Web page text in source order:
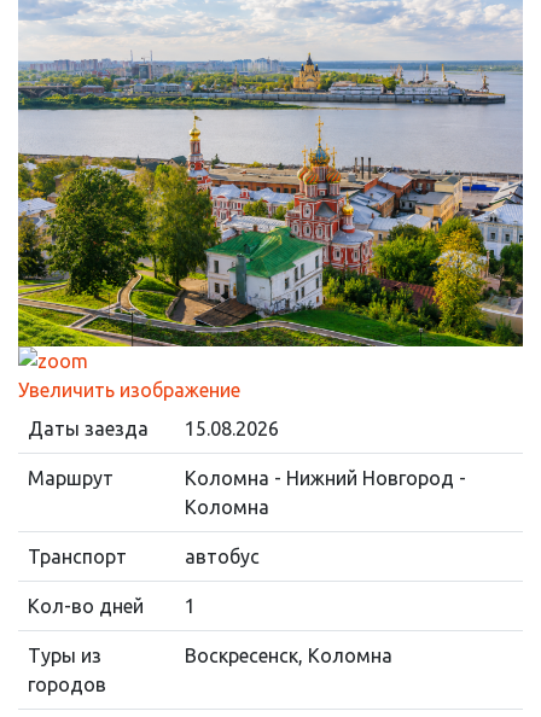
Увеличить изображение
Даты заезда
15.08.2026
Маршрут
Коломна - Нижний Новгород -
Коломна
Транспорт автобус
Кол-во дней 1
Туры из
городов
Воскресенск, Коломна